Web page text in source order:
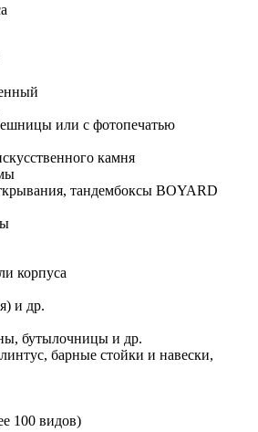
или с фотопечатью
камня
тандембоксы BOYARD
корпуса
и др.
бутылочницы и др.
барные стойки и навески,
100 видов)